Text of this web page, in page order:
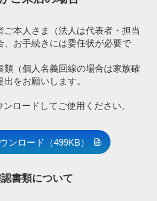
本人さま（法人は代表者・担当
、お手続きには委任状が必要で
類（個人名義回線の場合は家族確
をお願いします。
ロードしてご使用ください。
ンロード （499KB）
書類について